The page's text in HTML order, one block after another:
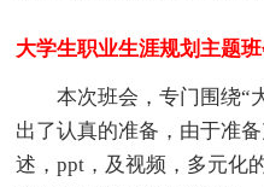
大学生职业生涯规划主题
本次班会，专门围绕“
出了认真的准备，由于准
述，ppt，及视频，多元化